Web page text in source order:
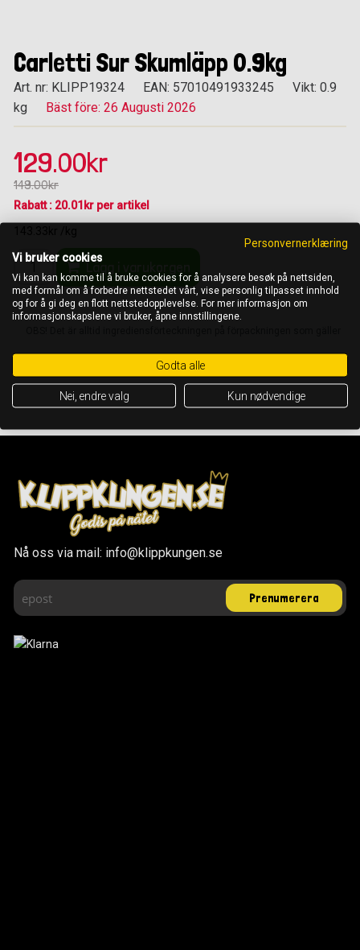
Carletti Sur Skumläpp 0.9kg
Art. nr: KLIPP19324 EAN: 57010491933245
Vikt: 0.9
kg
Bäst före: 26 Augusti 2026
129.00kr
149.00kr
Rabatt : 20.01kr per artikel
Lägg i varukorgen
Nå oss via mail: info@klippkungen.se
Personvernerklæring
Vi bruker cookies
Vi kan kan komme til å bruke cookies for å analysere besøk på nettsiden,
med formål om å forbedre nettstedet vårt, vise personlig tilpasset innhold
og for å gi deg en flott nettstedopplevelse. For mer informasjon om
informasjonskapslene vi bruker, åpne innstillingene.
Godta alle
Nei, endre valg Kun nødvendige